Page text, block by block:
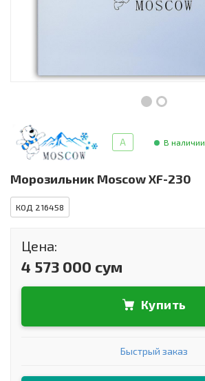
Инструменты и техника
Сантехника A В наличии
Морозильник Moscow XF-230
КОД 216458
Цена:
4 573 000 сум
Купить
Быстрый заказ